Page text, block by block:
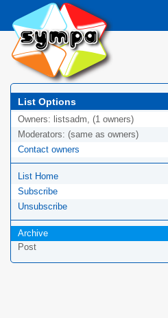
List Options
Owners: listsadm, (1 owners)
Moderators: (same as owners)
Contact owners
List Home
Subscribe
Unsubscribe
Archive
Post